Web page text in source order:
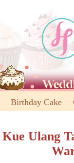
Birthday Cake
Kue Ulang